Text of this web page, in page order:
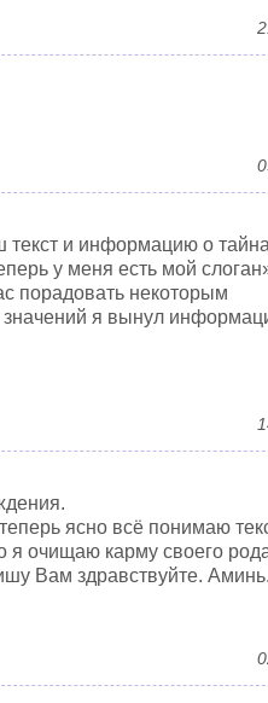
текст и информацию о
у меня есть мой
порадовать некоторым
значений я вынул
ясно всё понимаю
я очищаю карму своего
Вам здравствуйте. Аминь.